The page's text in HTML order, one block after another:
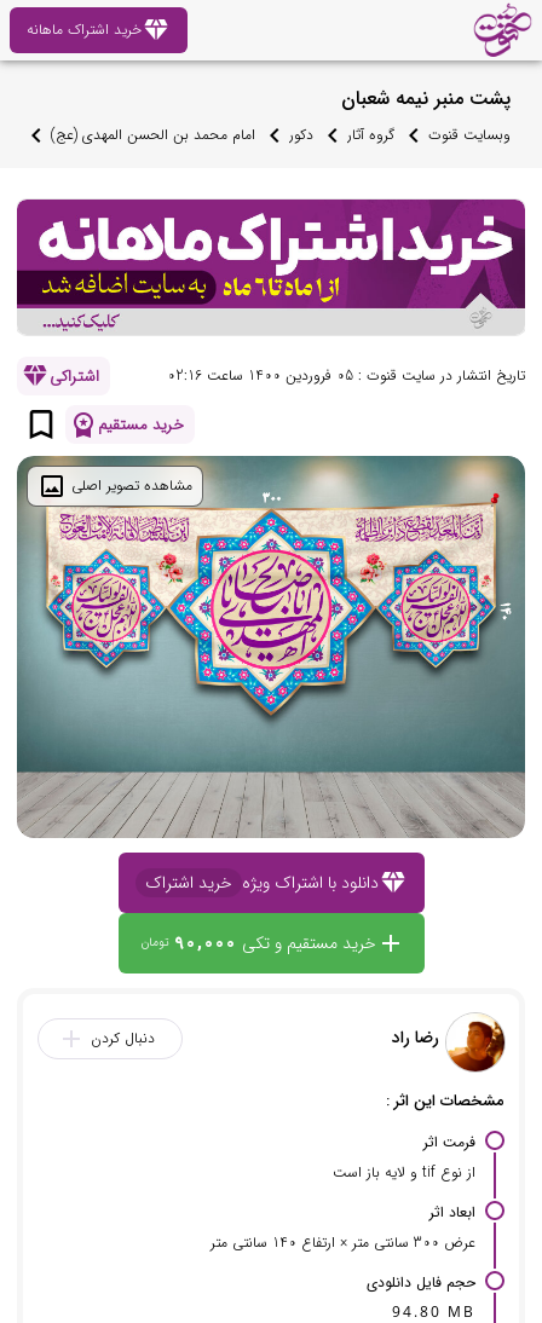
diamondخرید اشتراک ماهانه
پشت منبر نیمه شعبان
وبسایت قنوت گروه آثار دکور امام محمد بن الحسن المهدی (عج)
تاریخ انتشار در سایت قنوت : 05 فروردین 1400 ساعت 02:16 اشتراکیdiamond
خرید مستقیم workspace_premium
bookmark_border
مشاهده تصویر اصلی image
diamondدانلود با اشتراک ویژه خرید اشتراک
add خرید مستقیم و تکی 90,000 تومان
رضا راد دنبال کردن add
مشخصات این اثر :
فرمت اثر
از نوع tif و لایه باز است
ابعاد اثر
عرض 300 سانتی متر × ارتفاع 140 سانتی متر
حجم فایل دانلودی
94.80 MB